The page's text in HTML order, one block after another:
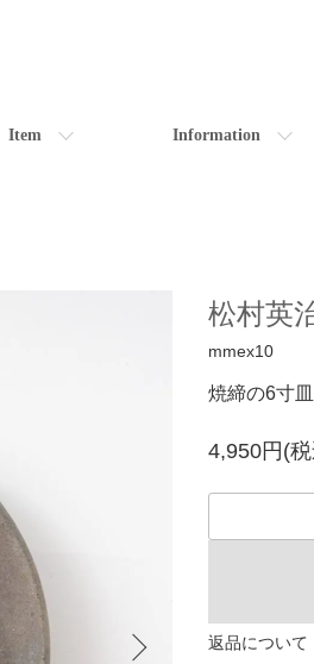
Item Information
松村英
mmex10
焼締の6寸皿
4,950円(
返品について